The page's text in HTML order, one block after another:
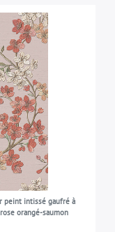
peint intissé gaufré à
orangé-saumon